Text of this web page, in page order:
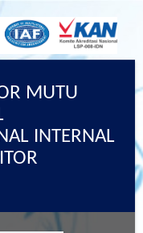
MUTU
INTERNAL